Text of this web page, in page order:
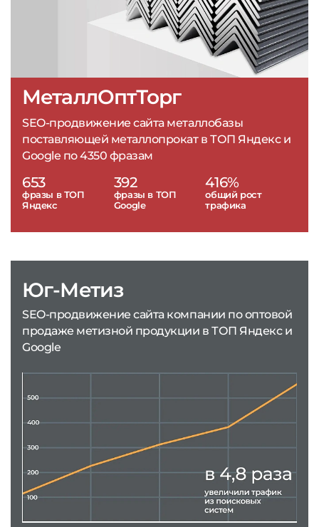
МеталлОптТорг
SEO-продвижение сайта металлобазы
поставляющей металлопрокат в ТОП Яндекс и
Google по 4350 фразам
653
фразы в ТОП
Яндекс
392
фразы в ТОП
Google
416%
общий рост
трафика
Юг-Метиз
SEO-продвижение сайта компании по оптовой
продаже метизной продукции в ТОП Яндекс и
Google